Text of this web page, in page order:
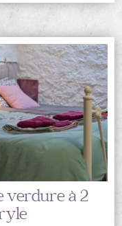
verdure à 2